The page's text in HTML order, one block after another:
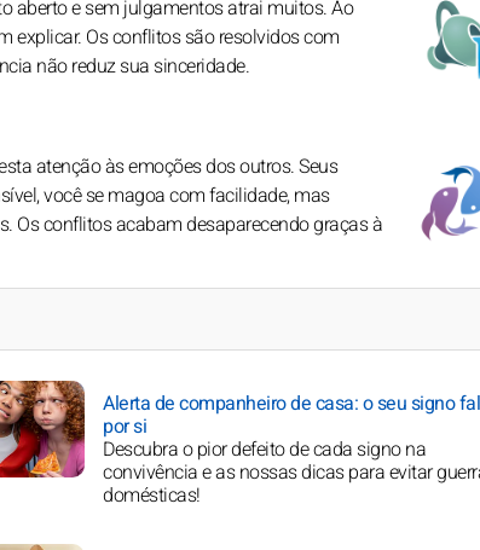
aberto e sem julgamentos atrai muitos. Ao
explicar. Os conflitos são resolvidos com
não reduz sua sinceridade.
atenção às emoções dos outros. Seus
você se magoa com facilidade, mas
Os conflitos acabam desaparecendo graças à
Alerta de companheiro de casa: o seu signo
por si
Descubra o pior defeito de cada signo na
convivência e as nossas dicas para evitar
domésticas!